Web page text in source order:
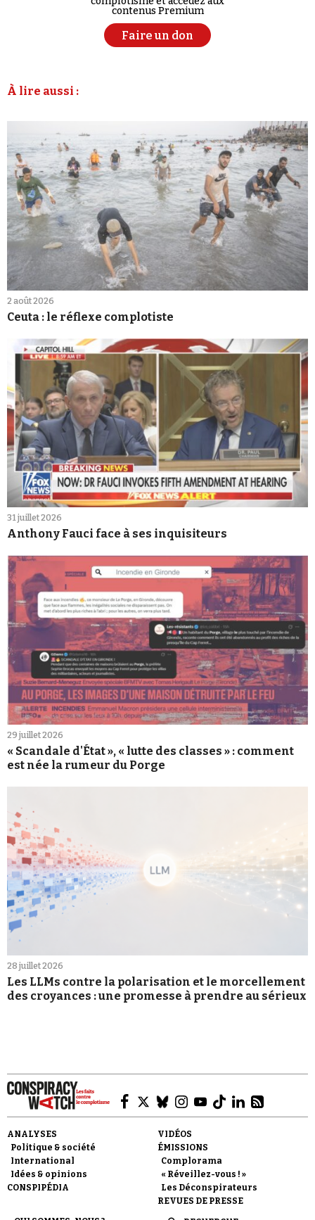
contenus Premium
Faire un don
À lire aussi :
2 août 2026
Ceuta : le réflexe complotiste
31 juillet 2026
Anthony Fauci face à ses inquisiteurs
29 juillet 2026
« Scandale d'État », « lutte des classes » : comment
est née la rumeur du Porge
28 juillet 2026
Les LLMs contre la polarisation et le morcellement
des croyances : une promesse à prendre au sérieux
ANALYSES
Politique & société
International
Idées & opinions
CONSPIPÉDIA
VIDÉOS
ÉMISSIONS
Complorama
« Réveillez-vous ! »
Les Déconspirateurs
REVUES DE PRESSE